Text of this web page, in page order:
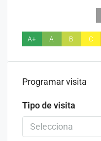
A+ A B C
Programar visita
Tipo de visita
Selecciona